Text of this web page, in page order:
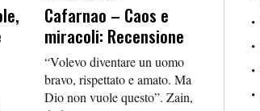
Cafarnao – Caos e
miracoli: Recensione
“Volevo diventare un uomo
bravo, rispettato e amato. Ma
Dio non vuole questo”. Zain,